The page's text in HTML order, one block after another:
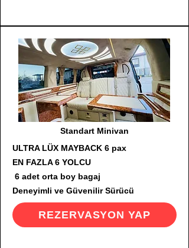
Standart Minivan
ULTRA LÜX MAYBACK 6 pax
EN FAZLA 6 YOLCU
6 adet orta boy bagaj
Deneyimli ve Güvenilir Sürücü
REZERVASYON YAP